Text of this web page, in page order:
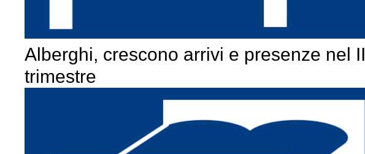
Alberghi, crescono arrivi e presenze nel II
trimestre